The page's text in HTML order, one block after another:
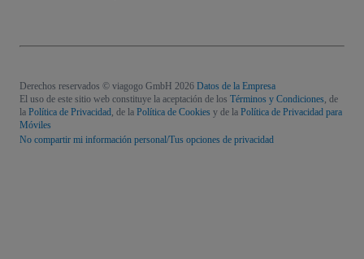
Derechos reservados © viagogo GmbH 2026 Datos de la Empresa
El uso de este sitio web constituye la aceptación de los Términos y Condiciones, de
la Política de Privacidad, de la Política de Cookies y de la Política de Privacidad para
Móviles
No compartir mi información personal/Tus opciones de privacidad